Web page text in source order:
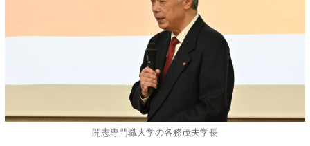
開志専門職大学の各務茂夫学長